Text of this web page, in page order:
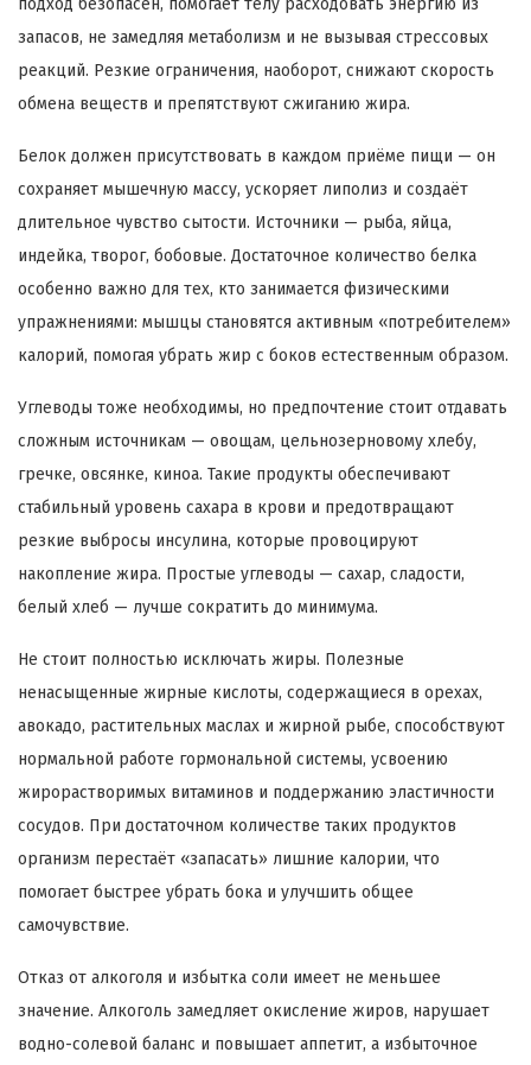
запасов, не замедляя метаболизм и не вызывая стрессовых
реакций. Резкие ограничения, наоборот, снижают скорость
обмена веществ и препятствуют сжиганию жира.
Белок должен присутствовать в каждом приёме пищи — он
сохраняет мышечную массу, ускоряет липолиз и создаёт
длительное чувство сытости. Источники — рыба, яйца,
индейка, творог, бобовые. Достаточное количество белка
особенно важно для тех, кто занимается физическими
упражнениями: мышцы становятся активным «потребителем»
калорий, помогая убрать жир с боков естественным образом.
Углеводы тоже необходимы, но предпочтение стоит отдавать
сложным источникам — овощам, цельнозерновому хлебу,
гречке, овсянке, киноа. Такие продукты обеспечивают
стабильный уровень сахара в крови и предотвращают
резкие выбросы инсулина, которые провоцируют
накопление жира. Простые углеводы — сахар, сладости,
белый хлеб — лучше сократить до минимума.
Не стоит полностью исключать жиры. Полезные
ненасыщенные жирные кислоты, содержащиеся в орехах,
авокадо, растительных маслах и жирной рыбе, способствуют
нормальной работе гормональной системы, усвоению
жирорастворимых витаминов и поддержанию эластичности
сосудов. При достаточном количестве таких продуктов
организм перестаёт «запасать» лишние калории, что
помогает быстрее убрать бока и улучшить общее
самочувствие.
Отказ от алкоголя и избытка соли имеет не меньшее
значение. Алкоголь замедляет окисление жиров, нарушает
водно-солевой баланс и повышает аппетит, а избыточное